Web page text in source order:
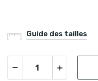
Guide des tailles